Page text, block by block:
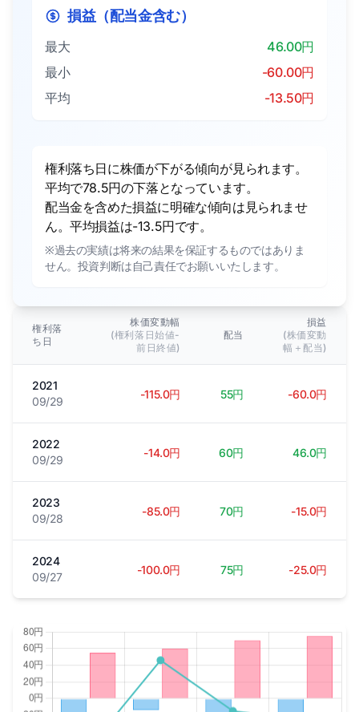
損益（配当金含む）
最大
46.00円
最小
-60.00円
平均
-13.50円
権利落ち日に株価が下がる傾向が見られます。
平均で78.5円の下落となっています。
配当金を含めた損益に明確な傾向は見られませ
ん。平均損益は-13.5円です。
※過去の実績は将来の結果を保証するものではありま
せん。投資判断は自己責任でお願いいたします。
権利落
ち日
株価変動幅
(権利落日始値-
前日終値)
配当
損益
(株価変動
幅＋配当)
2021
09/29
-115.0円 55円 -60.0円
2022
09/29
-14.0円 60円 46.0円
2023
09/28
-85.0円 70円 -15.0円
2024
09/27
-100.0円 75円 -25.0円